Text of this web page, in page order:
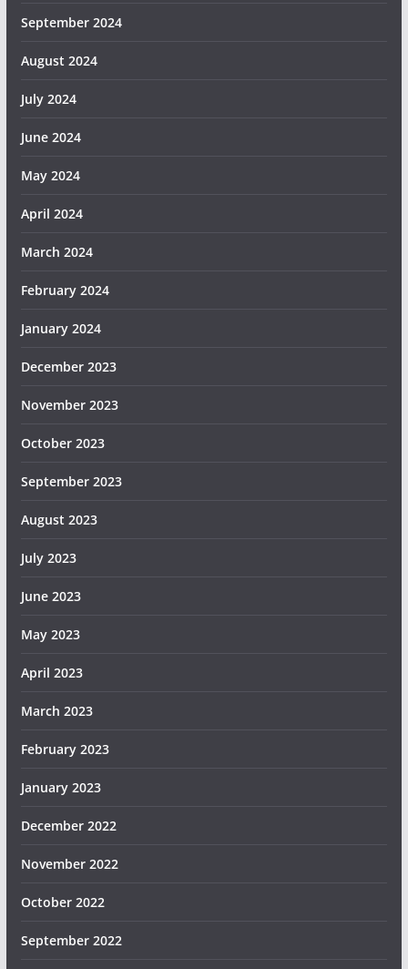
September 2024
August 2024
July 2024
June 2024
May 2024
April 2024
March 2024
February 2024
January 2024
December 2023
November 2023
October 2023
September 2023
August 2023
July 2023
June 2023
May 2023
April 2023
March 2023
February 2023
January 2023
December 2022
November 2022
October 2022
September 2022